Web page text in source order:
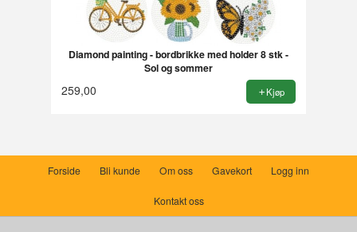
Diamond painting - bordbrikke med holder 8 stk -
Sol og sommer
259,00 Kjøp
Forside Bli kunde Om oss Gavekort Logg inn
Kontakt oss